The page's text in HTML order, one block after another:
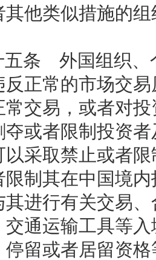
其他类似措施的
外国组织、个
反正常的市场交
常交易，或者对
夺或者限制投资
以采取禁止或者
限制其在中国境
其进行有关交易
交通运输工具等
停留或者居留资